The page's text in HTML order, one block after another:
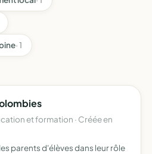
· 1
et formation · Créée en
parents d'élèves dans leur rôle